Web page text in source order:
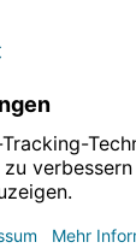
die Kosten
mit der